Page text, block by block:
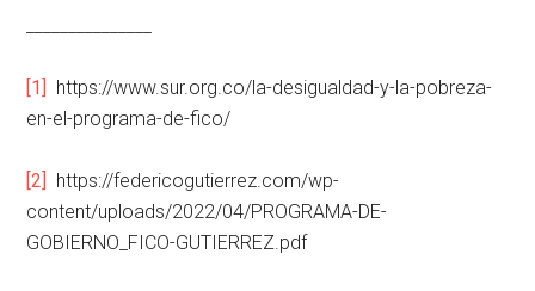
[1] https://www.sur.org.co/la-desigualdad-y-la-pobreza-
en-el-programa-de-fico/
[2] https://federicogutierrez.com/wp-
content/uploads/2022/04/PROGRAMA-DE-
GOBIERNO_FICO-GUTIERREZ.pdf